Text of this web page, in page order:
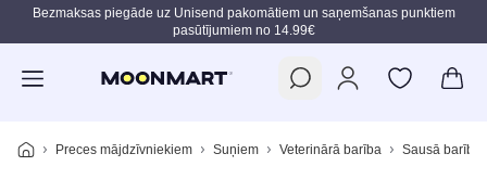
Pāriet uz galveno saturu
Bezmaksas piegāde uz Unisend pakomātiem un saņemšanas punktiem
pasūtījumiem no 14.99€
Preces mājdzīvniekiem Suņiem Veterinārā barība Sausā barība